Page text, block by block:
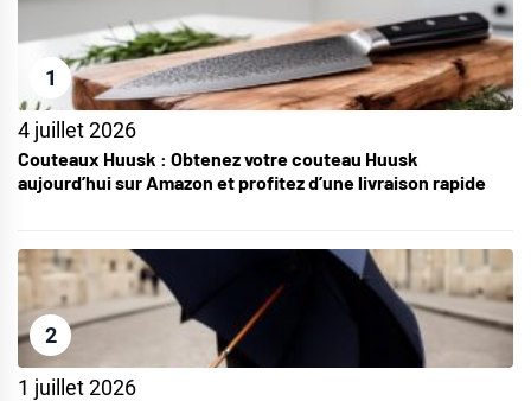
1
4 juillet 2026
Couteaux Huusk : Obtenez votre couteau Huusk
aujourd’hui sur Amazon et profitez d’une livraison rapide
2
1 juillet 2026